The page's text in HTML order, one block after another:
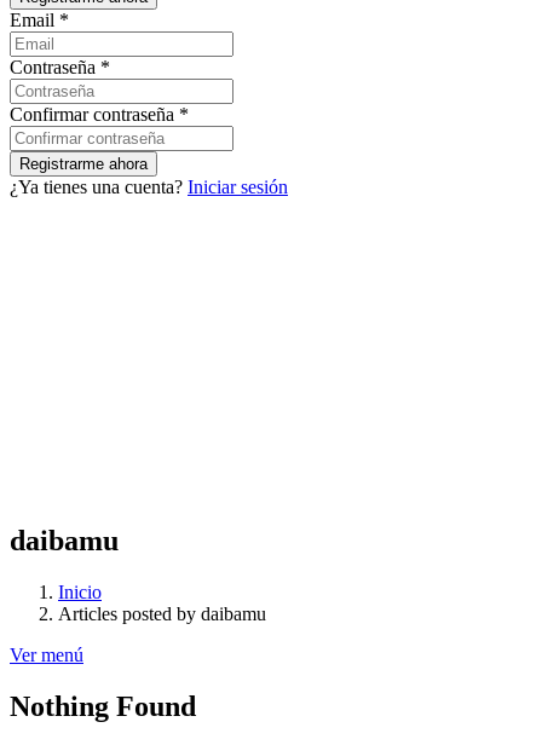
Email *
Contraseña *
Confirmar contraseña *
¿Ya tienes una cuenta? Iniciar sesión
daibamu
Inicio
Articles posted by daibamu
Ver menú
Nothing Found